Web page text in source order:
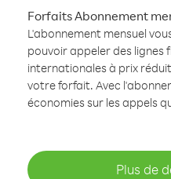
Forfaits Abonnement
L'abonnement mensuel
pouvoir appeler des lignes
internationales à prix
votre forfait. Avec
économies sur les appels
Plus de